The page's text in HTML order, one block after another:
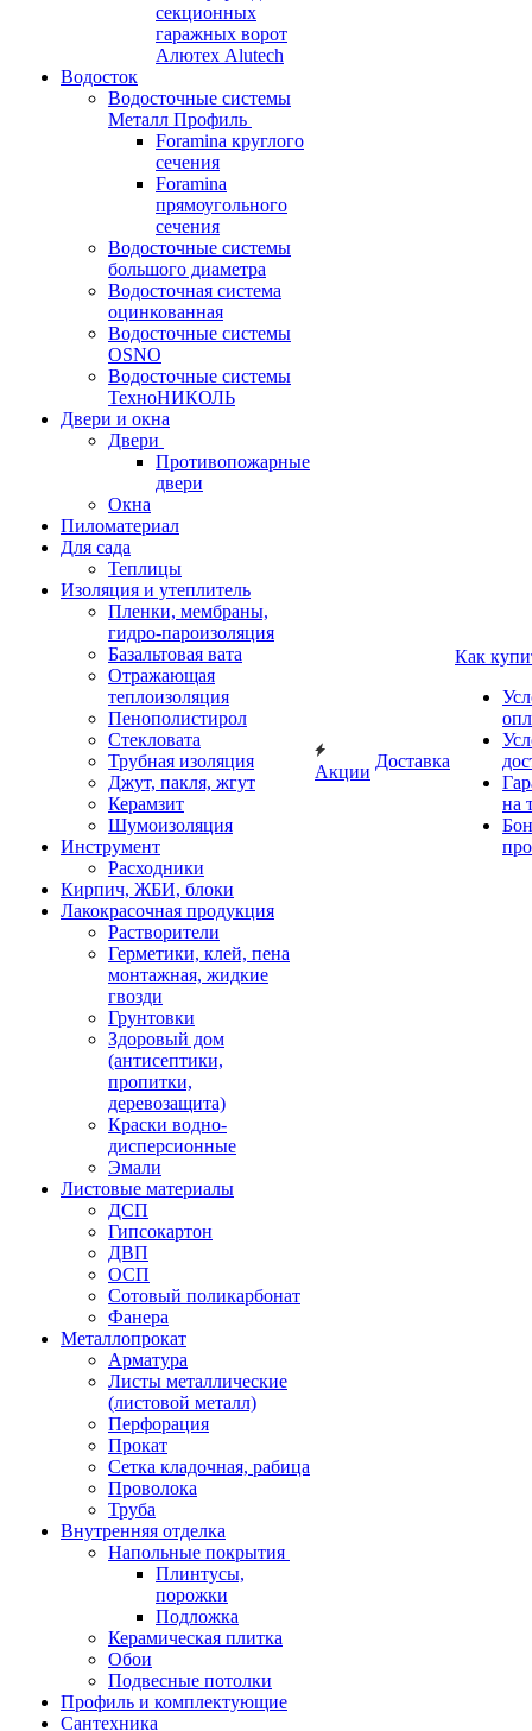
секционных
гаражных ворот
Алютех Alutech
Водосток
Водосточные системы
Металл Профиль
Foramina круглого
сечения
Foramina
прямоугольного
сечения
Водосточные системы
большого диаметра
Водосточная система
оцинкованная
Водосточные системы
OSNO
Водосточные системы
ТехноНИКОЛЬ
Двери и окна
Двери
Противопожарные
двери
Окна
Пиломатериал
Для сада
Теплицы
Изоляция и утеплитель
Пленки, мембраны,
гидро-пароизоляция
Базальтовая вата
Отражающая
теплоизоляция
Пенополистирол
Стекловата
Трубная изоляция
Джут, пакля, жгут
Керамзит
Шумоизоляция
Инструмент
Расходники
Кирпич, ЖБИ, блоки
Лакокрасочная продукция
Растворители
Герметики, клей, пена
монтажная, жидкие
гвозди
Грунтовки
Здоровый дом
(антисептики,
пропитки,
деревозащита)
Краски водно-
дисперсионные
Эмали
Листовые материалы
ДСП
Гипсокартон
ДВП
ОСП
Сотовый поликарбонат
Фанера
Металлопрокат
Арматура
Листы металлические
(листовой металл)
Перфорация
Прокат
Сетка кладочная, рабица
Проволока
Труба
Внутренняя отделка
Напольные покрытия
Плинтусы,
порожки
Подложка
Керамическая плитка
Обои
Подвесные потолки
Профиль и комплектующие
Сантехника
Акции
Доставка
Как
на